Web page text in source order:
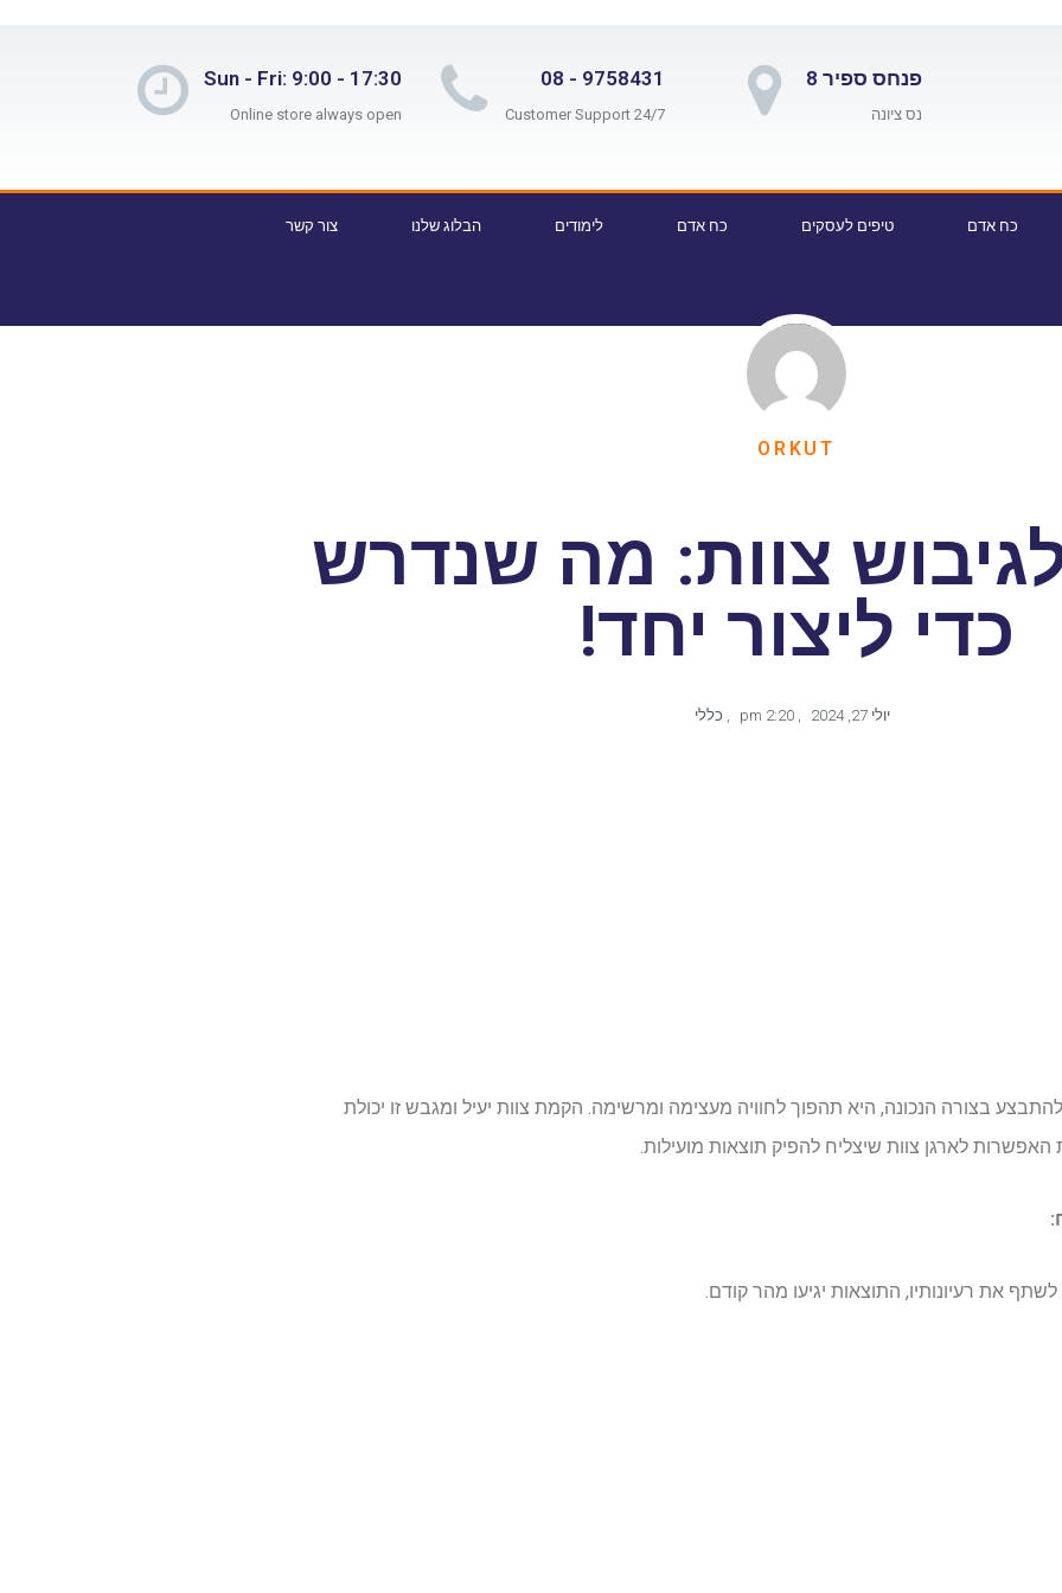
פנחס ספיר 8
נס ציונה
9758431 - 08
24/7 Customer Support
Sun - Fri: 9:00 - 17:30
Online store always open
כח אדם טיפים לעסקים כח אדם לימודים הבלוג שלנו צור קשר
ORKUT
צוות: מה שנדרש
כדי ליצור יחד!
יולי 27, 2024 ,
2:20 pm
, כללי
בצורה הנכונה, היא תהפוך לחוויה מעצימה ומרשימה. הקמת צוות יעיל ומגבש זו יכולת
לארגן צוות שיצליח להפיק תוצאות מועילות.
את רעיונותיו, התוצאות יגיעו מהר קודם.